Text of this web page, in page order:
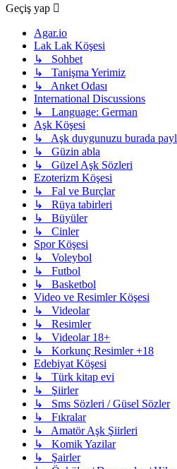
Geçiş yap
Agar.io
Lak Lak Köşesi
↳ Sohbet
↳ Tanişma Yerimiz
↳ Anket Odası
International Discussions
↳ Language: German
Aşk Köşesi
↳ Aşk duygunuzu burada
↳ Güzin abla
↳ Güzel Aşk Sözleri
Ezoterizm Köşesi
↳ Fal ve Burçlar
↳ Rüya tabirleri
↳ Büyüler
↳ Cinler
Spor Köşesi
↳ Voleybol
↳ Futbol
↳ Basketbol
Video ve Resimler Köşesi
↳ Videolar
↳ Resimler
↳ Videolar 18+
↳ Korkunç Resimler +18
Edebiyat Köşesi
↳ Türk kitap evi
↳ Şiirler
↳ Sms Sözleri / Güsel Sözler
↳ Fıkralar
↳ Amatör Aşk Şiirleri
↳ Komik Yazilar
↳ Şairler